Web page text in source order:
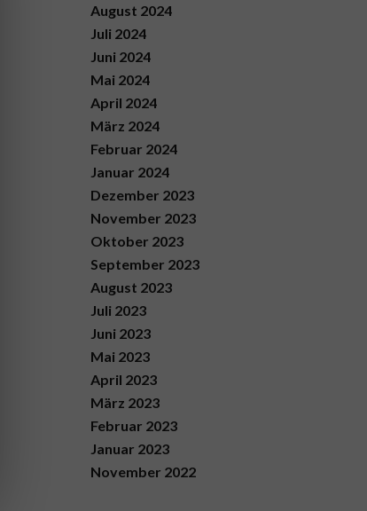
August 2024
Juli 2024
Juni 2024
Mai 2024
April 2024
März 2024
Februar 2024
Januar 2024
Dezember 2023
November 2023
Oktober 2023
September 2023
August 2023
Juli 2023
Juni 2023
Mai 2023
April 2023
März 2023
Februar 2023
Januar 2023
November 2022